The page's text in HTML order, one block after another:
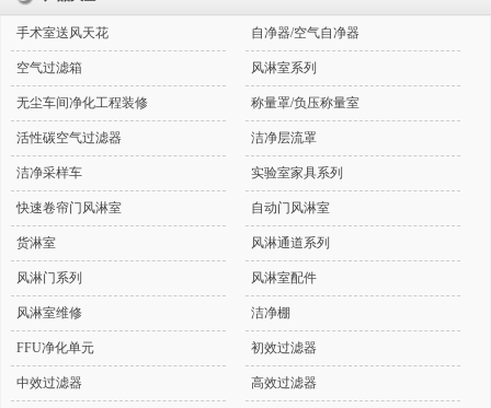
手术室送风天花 自净器/空气自净器
空气过滤箱 风淋室系列
无尘车间净化工程装修 称量罩/负压称量室
活性碳空气过滤器 洁净层流罩
洁净采样车 实验室家具系列
快速卷帘门风淋室 自动门风淋室
货淋室 风淋通道系列
风淋门系列 风淋室配件
风淋室维修 洁净棚
FFU净化单元 初效过滤器
中效过滤器 高效过滤器